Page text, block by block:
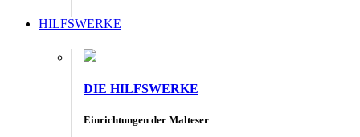
HILFSWERKE
DIE HILFSWERKE
Einrichtungen der Malteser